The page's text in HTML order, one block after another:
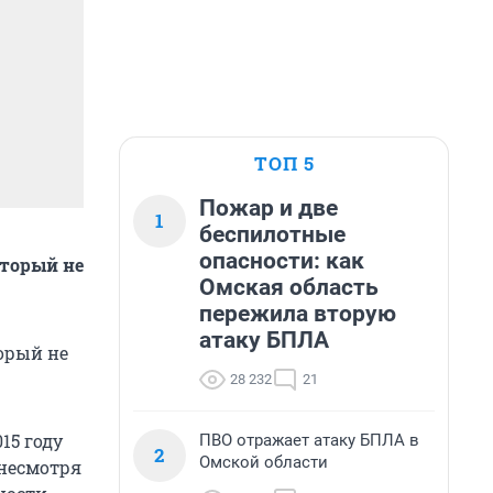
не
не
году
ТОП 5
1
Пожар и две
беспилотные
опасности: как
Омская область
пережила вторую
атаку БПЛА
28 232 21
2
ПВО отражает атаку БПЛА в
Омской области